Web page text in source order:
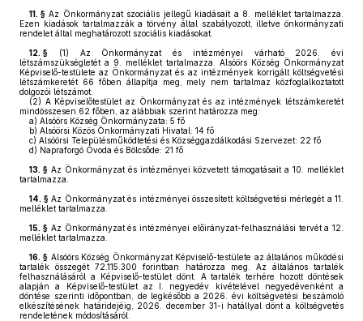
11. § Az Önkormányzat szociális jellegű kiadásait a 8. melléklet tartalmazza.
Ezen kiadások tartalmazzák a törvény által szabályozott, illetve önkormányzati
rendelet által meghatározott szociális kiadásokat.
12. § (1) Az Önkormányzat és intézményei várható 2026. évi
létszámszükségletét a 9. melléklet tartalmazza. Alsóörs Község Önkormányzat
Képviselő-testülete az Önkormányzat és az intézmények korrigált költségvetési
létszámkeretét 66 főben állapítja meg, mely nem tartalmaz közfoglalkoztatott
dolgozói létszámot.
(2) A Képviselőtestület az Önkormányzat és az intézmények létszámkeretét
mindösszesen 62 főben, az alábbiak szerint határozza meg:
a) Alsóörs Község Önkormányzata: 5 fő
b) Alsóörsi Közös Önkormányzati Hivatal: 14 fő
c) Alsóörsi Településműködtetési és Községgazdálkodási Szervezet: 22 fő
d) Napraforgó Óvoda és Bölcsőde: 21 fő
13. § Az Önkormányzat és intézményei közvetett támogatásait a 10. melléklet
tartalmazza.
14. § Az Önkormányzat és intézményei összesített költségvetési mérlegét a 11.
melléklet tartalmazza.
15. § Az Önkormányzat és intézményei előirányzat-felhasználási tervét a 12.
melléklet tartalmazza.
16. § Alsóörs Község Önkormányzat Képviselő-testülete az általános működési
tartalék összegét 72.115.300 forintban határozza meg. Az általános tartalék
felhasználásáról a Képviselő-testület dönt. A tartalék terhére hozott döntések
alapján a Képviselő-testület az I. negyedév kivételével negyedévenként a
döntése szerinti időpontban, de legkésőbb a 2026. évi költségvetési beszámoló
elkészítésének határidejéig, 2026. december 31-i hatállyal dönt a költségvetés
rendeletének módosításáról.